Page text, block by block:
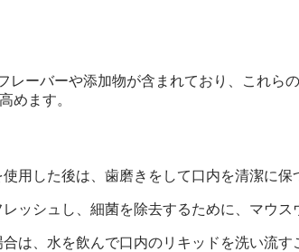
レーバーや添加物が含まれており、これ
めます。
用した後は、歯磨きをして口内を清潔に保
ッシュし、細菌を除去するために、マウス
は、水を飲んで口内のリキッドを洗い流す